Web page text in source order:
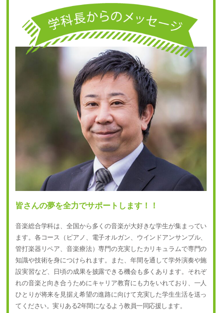
皆さんの夢を全力でサポートします！！
音楽総合学科は、全国から多くの音楽が大好きな学生が集まってい
ます。各コース（ピアノ、電子オルガン、ウインドアンサンブル、
管打楽器リペア、音楽療法）専門の充実したカリキュラムで専門の
知識や技術を身につけられます。また、年間を通して学外演奏や施
設実習など、日頃の成果を披露できる機会も多くあります。それぞ
れの音楽と向き合うためにキャリア教育にも力をいれており、一人
ひとりが将来を見据え希望の進路に向けて充実した学生生活を送っ
てください。実りある2年間になるよう教員一同応援します。